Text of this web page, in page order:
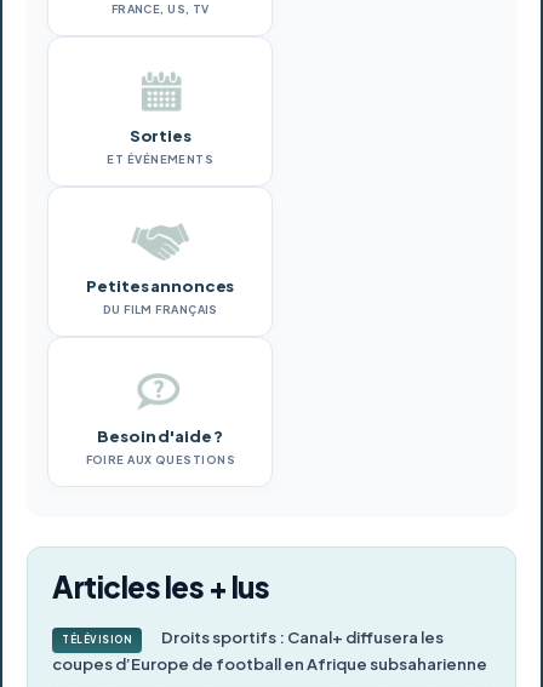
FRANCE, US, TV
Sorties
ET ÉVÉNEMENTS
Petites annonces
DU FILM FRANÇAIS
Besoin d'aide ?
FOIRE AUX QUESTIONS
Articles les + lus
TÉLÉVISION
Droits sportifs : Canal+ diffusera les
coupes d’Europe de football en Afrique subsaharienne